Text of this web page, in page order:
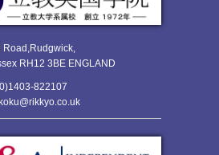
Road,Rudgwick,
RH12 3BE ENGLAND
822107